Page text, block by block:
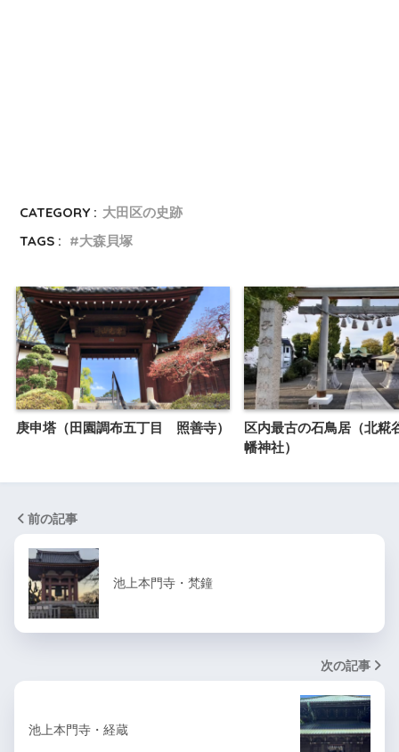
CATEGORY : 大田区の史跡
TAGS :
大森貝塚
庚申塔（田園調布五丁目 照善寺）
区内最古の石鳥居（北
幡神社）
前の記事
池上本門寺・梵鐘
次の記事
池上本門寺・経蔵